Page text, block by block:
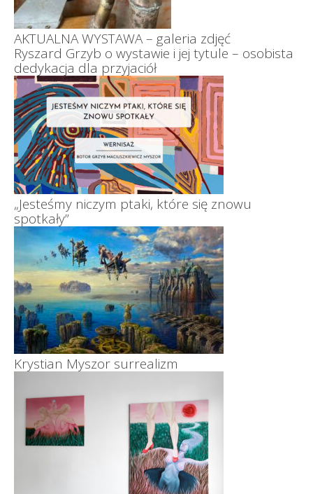
AKTUALNA WYSTAWA – galeria zdjęć
Ryszard Grzyb o wystawie i jej tytule – osobista
dedykacja dla przyjaciół
„Jesteśmy niczym ptaki, które się znowu
spotkały”
Krystian Myszor surrealizm